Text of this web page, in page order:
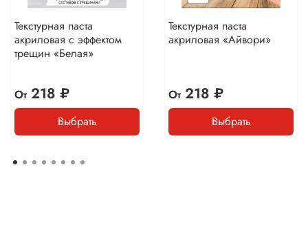
Текстурная паста
акриловая с эффектом
трещин «Белая»
От218 ₽
Выбрать
Текстурная паста
акриловая «Айвори»
От218 ₽
Выбрать